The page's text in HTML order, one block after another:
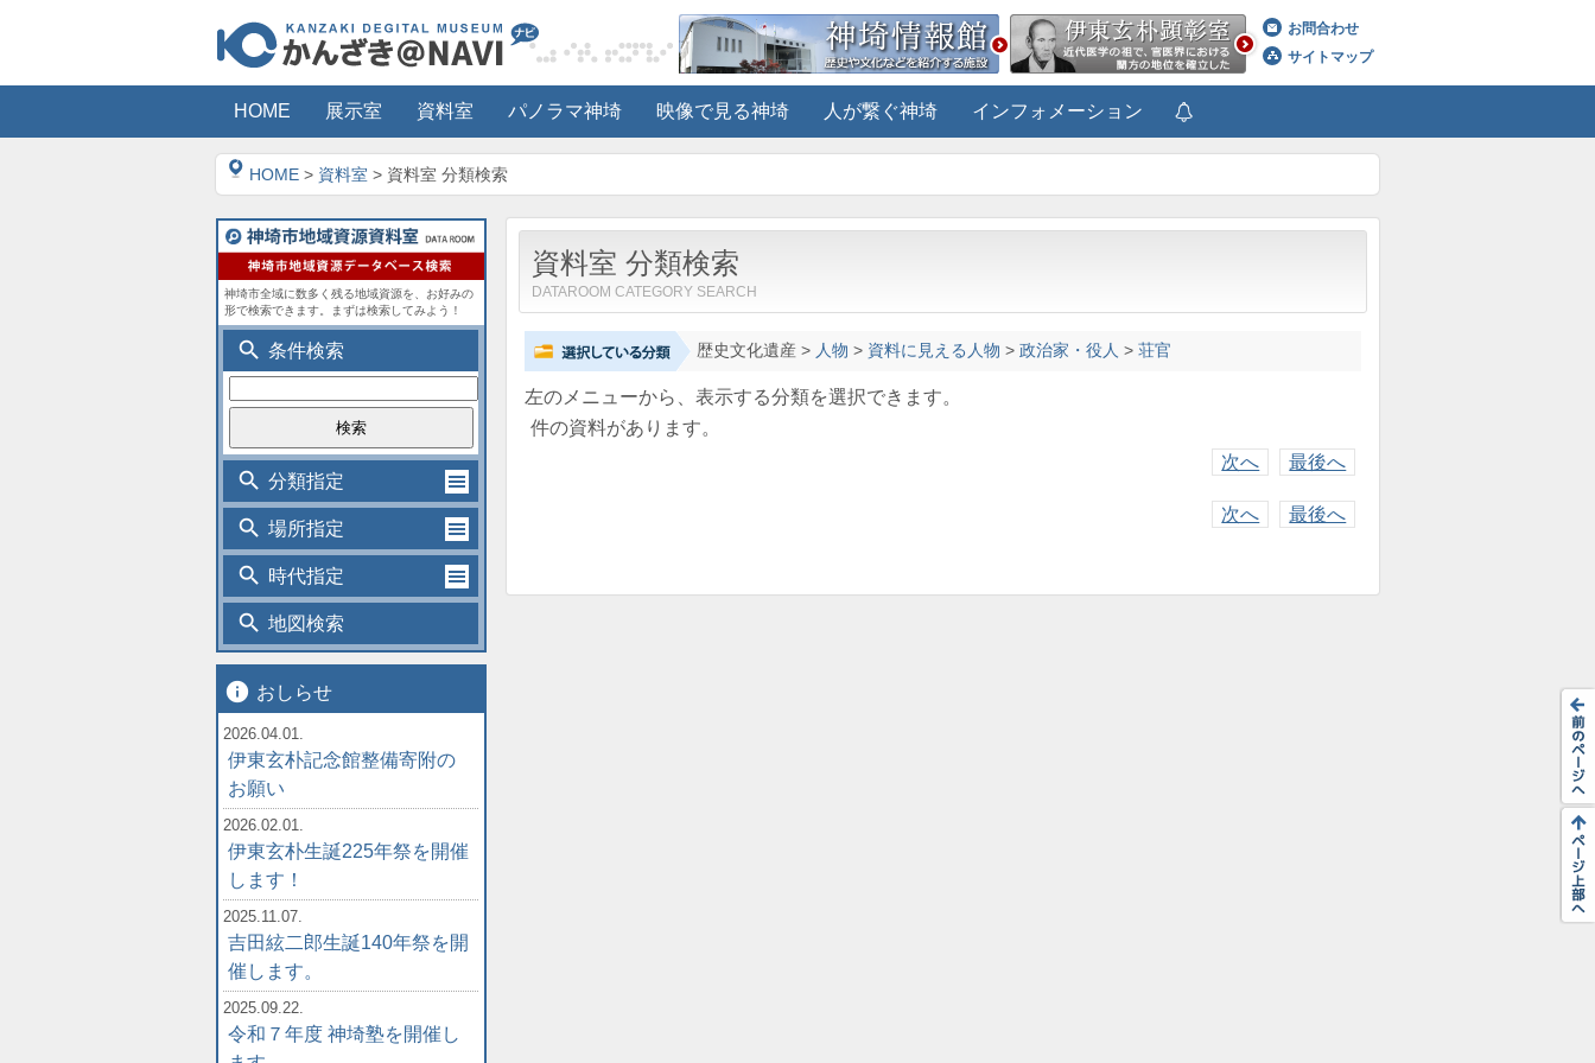
お問合わせ
サイトマップ
HOME 展示室 資料室 パノラマ神埼 映像で見る神埼 人が繋ぐ神埼 インフォメーション
HOME > 資料室 > 資料室 分類検索
資料室 分類検索
DATAROOM CATEGORY SEARCH
歴史文化遺産> 人物 > 資料に見える人物 > 政治家・役人 > 荘官
左のメニューから、表示する分類を選択できます。
件の資料があります。
次へ
最後へ
次へ 最後へ
神埼市全域に数多く残る地域資源を、お好みの
形で検索できます。まずは検索してみよう！
search 条件検索
search 分類指定
search 場所指定
search 時代指定
search 地図検索
info おしらせ
2026.04.01.
伊東玄朴記念館整備寄附の
お願い
2026.02.01.
伊東玄朴生誕225年祭を開催
します！
2025.11.07.
吉田絃二郎生誕140年祭を開
催します。
2025.09.22.
令和７年度 神埼塾を開催し